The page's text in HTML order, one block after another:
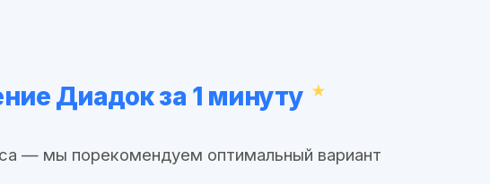
Диадок за 1 минуту
— мы порекомендуем оптимальный вариант